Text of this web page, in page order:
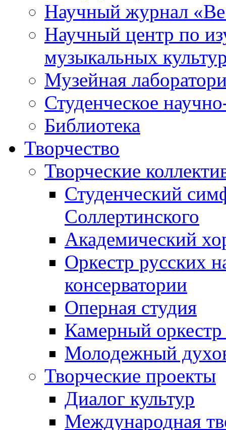
Научный журнал
Научный центр по
музыкальных
Музейная
Студенческое
Библиотека
Творчество
Творческие
Студенческий
Соллертинского
Академический
Оркестр русских
консерватории
Оперная студия
Камерный оркестр
Молодежный
Творческие проекты
Диалог культур
Международная